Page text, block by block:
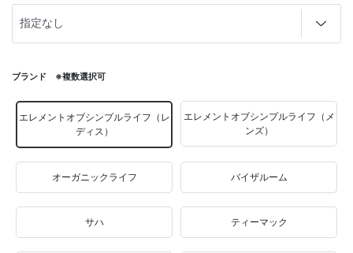
ブランド ※複数選択可
エレメントオブシンプルライフ（レ
ディス）
エレメントオブシンプルライフ（メ
ンズ）
オーガニックライフ バイザルーム
サハ ティーマック